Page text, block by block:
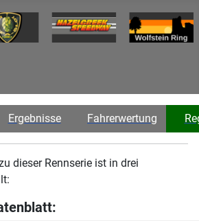
Ergebnisse Fahrerwertung
dieser Rennserie ist in drei